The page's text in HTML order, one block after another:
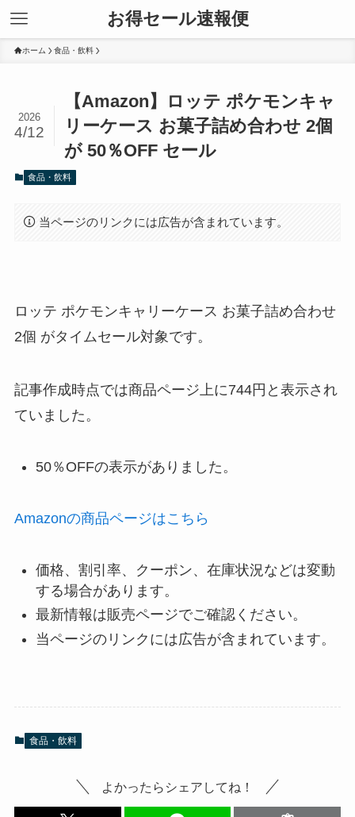
お得セール速報便
ホーム 食品・飲料
【Amazon】ロッテ ポケモンキャ
リーケース お菓子詰め合わせ 2個
が 50％OFF セール
2026
4/12
食品・飲料
当ページのリンクには広告が含まれています。
ロッテ ポケモンキャリーケース お菓子詰め合わせ
2個 がタイムセール対象です。
記事作成時点では商品ページ上に744円と表示され
ていました。
50％OFFの表示がありました。
Amazonの商品ページはこちら
価格、割引率、クーポン、在庫状況などは変動
する場合があります。
最新情報は販売ページでご確認ください。
当ページのリンクには広告が含まれています。
食品・飲料
よかったらシェアしてね！